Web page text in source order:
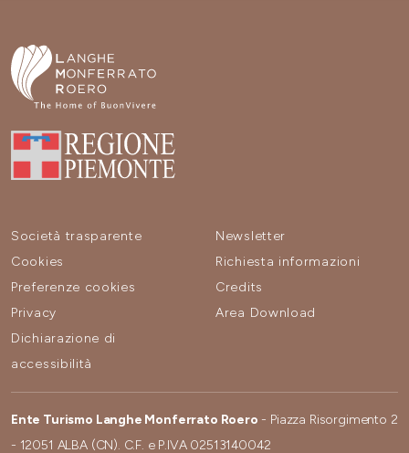
Società trasparente
Cookies
Preferenze cookies
Privacy
Dichiarazione di
accessibilità
Newsletter
Richiesta informazioni
Credits
Area Download
Ente Turismo Langhe Monferrato Roero - Piazza Risorgimento 2
- 12051 ALBA (CN). C.F. e P.IVA 02513140042